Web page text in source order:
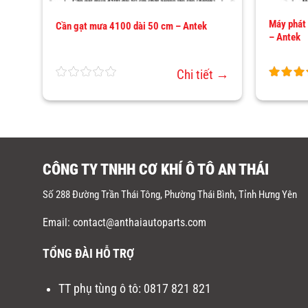
Cần gạt mưa 4100 dài 50 cm – Antek
Chi tiết →
Máy
– Antek
CÔNG TY TNHH CƠ KHÍ Ô TÔ AN THÁI
Số 288 Đường Trần Thái Tông, Phường Thái Bình, Tỉnh Hưng Yên
Email: contact@anthaiautoparts.com
TỔNG ĐÀI HỖ TRỢ
TT phụ tùng ô tô: 0817 821 821